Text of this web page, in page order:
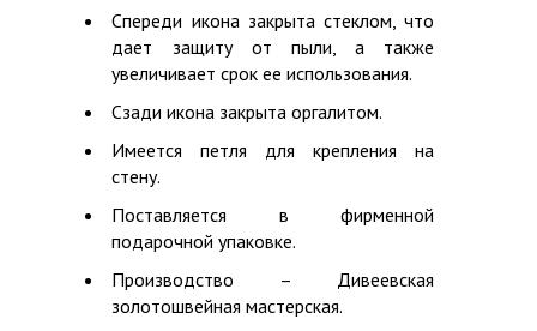
Спереди икона закрыта стеклом, что
дает защиту от пыли, а также
увеличивает срок ее использования.
Сзади икона закрыта оргалитом.
Имеется петля для крепления на
стену.
Поставляется в фирменной
подарочной упаковке.
Производство – Дивеевская
золотошвейная мастерская.